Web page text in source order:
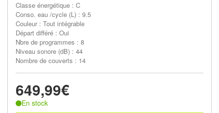
Classe énergétique : C
Conso. eau /cycle (L) : 9.5
Couleur : Tout intégrable
Départ différé : Oui
Nbre de programmes : 8
Niveau sonore (dB) : 44
Nombre de couverts : 14
649,99€
En stock